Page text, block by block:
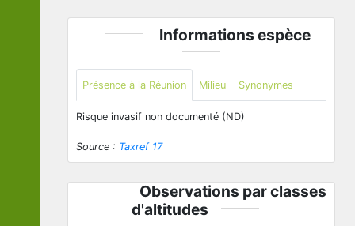
Informations espèce
Présence à la Réunion Milieu Synonymes
Risque invasif non documenté (ND)
Source : Taxref 17
Observations par classes
d'altitudes